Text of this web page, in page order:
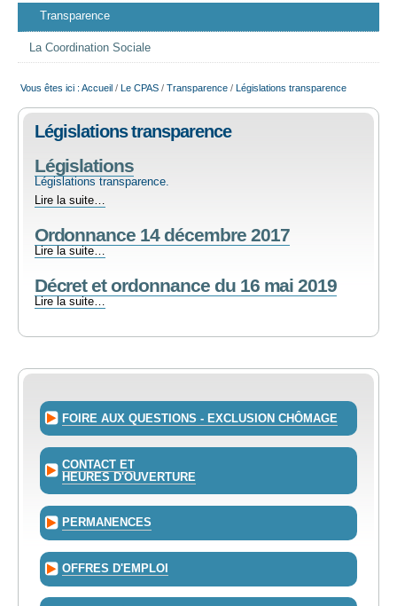
SENIORS
CULTURE ET JEUNESSE
Transparence
La Coordination Sociale
Vous êtes ici : Accueil / Le CPAS / Transparence / Législations transparence
Législations transparence
Législations
Législations transparence.
Législations
Lire la suite…
Ordonnance 14 décembre 2017
Ordonnance
décembre
2017
Lire la suite…
Décret et ordonnance du 16 mai 2019
Décret
Lire la suite…
FOIRE AUX QUESTIONS - EXCLUSION CHÔMAGE
CONTACT ET
HEURES D'OUVERTURE
PERMANENCES
OFFRES D'EMPLOI